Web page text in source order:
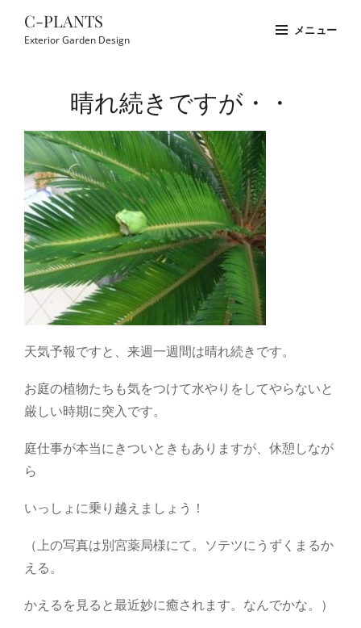
C-PLANTS
Exterior Garden Design
メニュー
晴れ続きですが・・
天気予報ですと、来週一週間は晴れ続きです。
お庭の植物たちも気をつけて水やりをしてやらないと
厳しい時期に突入です。
庭仕事が本当にきついときもありますが、休憩しなが
ら
いっしょに乗り越えましょう！
（上の写真は別宮薬局様にて。ソテツにうずくまるか
える。
かえるを見ると最近妙に癒されます。なんでかな。）